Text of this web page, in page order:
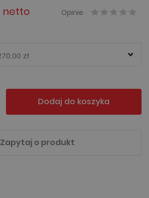
netto Opinie
Dodaj do koszyka
Zapytaj o produkt